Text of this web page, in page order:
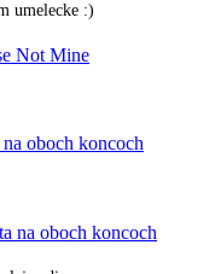
umelecke :)
Not Mine
oboch koncoch
na oboch koncoch